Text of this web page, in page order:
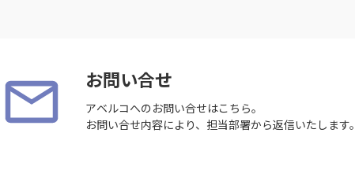
お問い合せ
アベルコへのお問い合せはこちら。
お問い合せ内容により、担当部署から返信いたします。